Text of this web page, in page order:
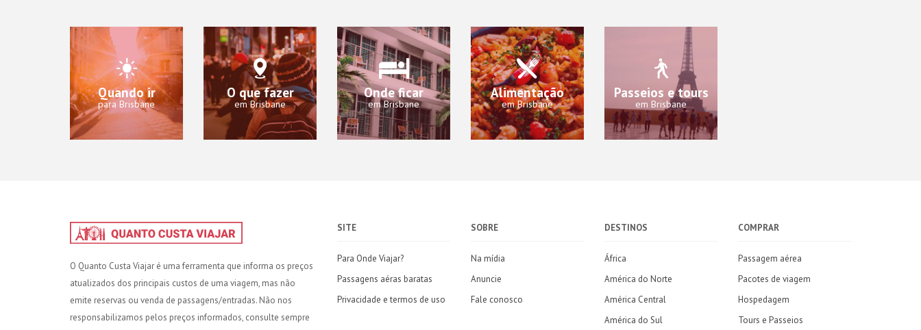
Quando ir
para Brisbane
O que fazer
em Brisbane
Onde ficar
em Brisbane
Alimentação
em Brisbane
Passeios e tours
em Brisbane
O Quanto Custa Viajar é uma ferramenta que informa os preços
atualizados dos principais custos de uma viagem, mas não
emite reservas ou venda de passagens/entradas. Não nos
responsabilizamos pelos preços informados, consulte sempre
SITE
Para Onde Viajar?
Passagens aéras baratas
Privacidade e termos de uso
SOBRE
Na mídia
Anuncie
Fale conosco
DESTINOS
África
América do Norte
América Central
América do Sul
COMPRAR
Passagem aérea
Pacotes de viagem
Hospedagem
Tours e Passeios